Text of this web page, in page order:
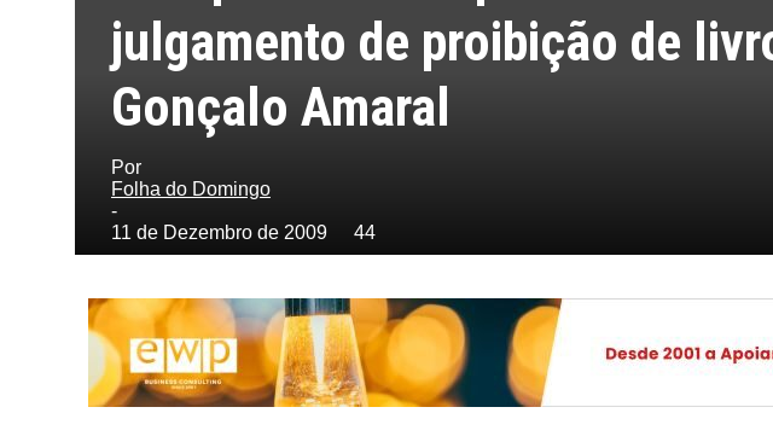
julgamento de proibição de
Gonçalo Amaral
Por
Folha do Domingo
-
11 de Dezembro de 2009
44